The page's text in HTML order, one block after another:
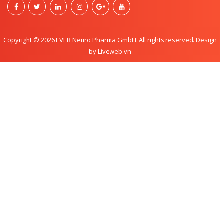
Copyright © 2026 EVER Neuro Pharma GmbH. All rights reserved. Design
by Liveweb.vn